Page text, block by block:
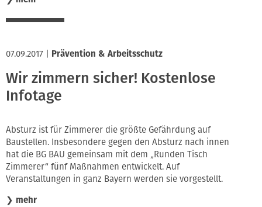
07.09.2017 Prävention & Arbeitsschutz
Wir zimmern sicher! Kostenlose
Infotage
Absturz ist für Zimmerer die größte Gefährdung auf
Baustellen. Insbesondere gegen den Absturz nach innen
hat die BG BAU gemeinsam mit dem „Runden Tisch
Zimmerer“ fünf Maßnahmen entwickelt. Auf
Veranstaltungen in ganz Bayern werden sie vorgestellt.
❯ mehr